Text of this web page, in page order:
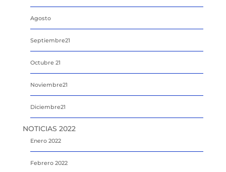
Agosto
Septiembre21
Octubre 21
Noviembre21
Diciembre21
NOTICIAS 2022
Enero 2022
Febrero 2022